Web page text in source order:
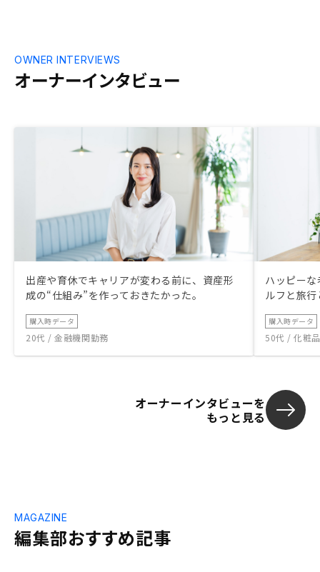
オーナーインタビュー
OWNER INTERVIEWS
出産や育休でキャリアが変わる前に、資産形
成の“仕組み”を作っておきたかった。
購入時データ
20代 / 金融機関勤務
ハッピー
ルフと旅
購入時データ
50代 / 化粧
オーナーインタビューを
もっと見る
編集部おすすめ記事
MAGAZINE